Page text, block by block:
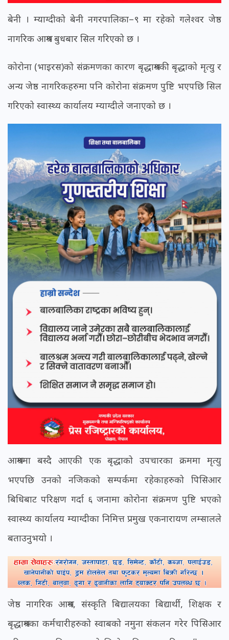
बेनी । म्याग्दीको बेनी नगरपालिका–९ मा रहेको गलेश्वर जेष्ठ
नागरिक आश्रम बुधबार सिल गरिएको छ ।
कोरोना (भाइरस)को संक्रमणका कारण बृद्धाश्रमकी बृद्धाको मृत्यु र
अन्य जेष्ठ नागरिकहरुमा पनि कोरोना संक्रमण पुष्टि भएपछि सिल
गरिएको स्वास्थ्य कार्यालय म्याग्दीले जनाएको छ ।
आश्रममा बस्दै आएकी एक बृद्धाको उपचारका क्रममा मृत्यु
भएपछि उनको नजिकको सम्पर्कमा रहेकाहरुको पिसिआर
बिधिबाट परिक्षण गर्दा ६ जनामा कोरोना संक्रमण पुष्टि भएको
स्वास्थ्य कार्यालय म्याग्दीका निमित्त प्रमुख एकनारायण लम्सालले
बताउनुभयो ।
जेष्ठ नागरिक आश्रम, संस्कृति बिद्यालयका बिद्यार्थी, शिक्षक र
बृद्धाश्रमका कर्मचारीहरुको स्वाबको नमुना संकलन गरेर पिसिआर